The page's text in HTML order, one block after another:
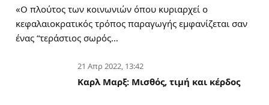
«Ο πλούτος των κοινωνιών όπου κυριαρχεί ο
κεφαλαιοκρατικός τρόπος παραγωγής εμφανίζεται σαν
ένας “τεράστιος σωρός…
21 Απρ 2022, 13:42
Καρλ Μαρξ: Μισθός, τιμή και κέρδος